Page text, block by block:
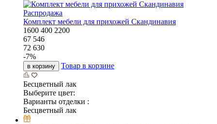
Распродажа
Комплект мебели для прихожей Скандинавия
1600 400 2200
67 546
72 630
-7%
в корзину Товар в корзине
Бесцветный лак
Выберите цвет:
Варианты отделки :
Бесцветный лак